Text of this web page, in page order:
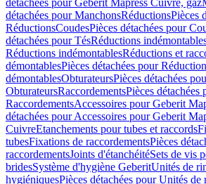
détachées pour Geberit Mapress Cuivre, gaz
détachées pour ManchonsRéductionsPièces
RéductionsCoudesPièces détachées pour
détachées pour TésRéductions
Réductions indémontablesRéductions et
démontablesPièces détachées pour
démontablesObturateursPièces détachées
ObturateursRaccordementsPièces détachées
RaccordementsAccessoires pour Geberit
détachées pour Accessoires pour Geberit
CuivreEtanchements pour tubes et raccords
tubesFixations de raccordementsPièces
raccordementsJoints d'étanchéitéSets de vis
bridesSystème d'hygiène GeberitUnités de
hygiéniquesPièces détachées pour Unités de